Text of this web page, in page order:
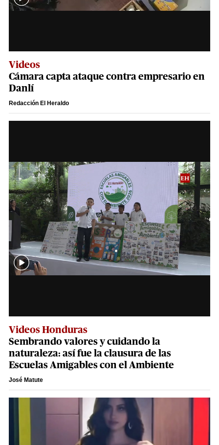
Videos
Cámara capta ataque contra empresario en
Danlí
Redacción El Heraldo
Videos Honduras
Sembrando valores y cuidando la
naturaleza: así fue la clausura de las
Escuelas Amigables con el Ambiente
José Matute